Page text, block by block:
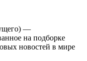
—
на подборке
новостей в мире